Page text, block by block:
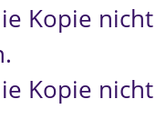
Kopie nicht
Kopie nicht